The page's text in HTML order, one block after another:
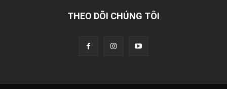
THEO DÕI CHÚNG TÔI